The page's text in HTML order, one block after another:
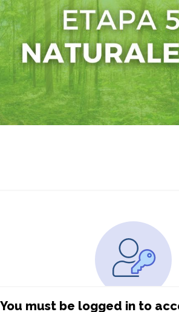
You must be logged in to